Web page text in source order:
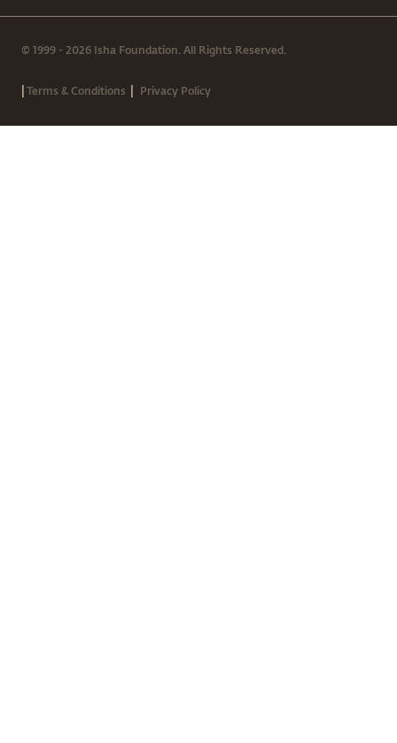
© 1999 - 2026 Isha Foundation. All Rights Reserved.
|Terms & Conditions | Privacy Policy